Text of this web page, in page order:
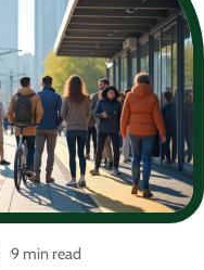
9 min read